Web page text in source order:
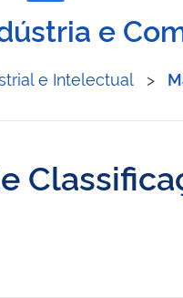
e
e Intelectual >